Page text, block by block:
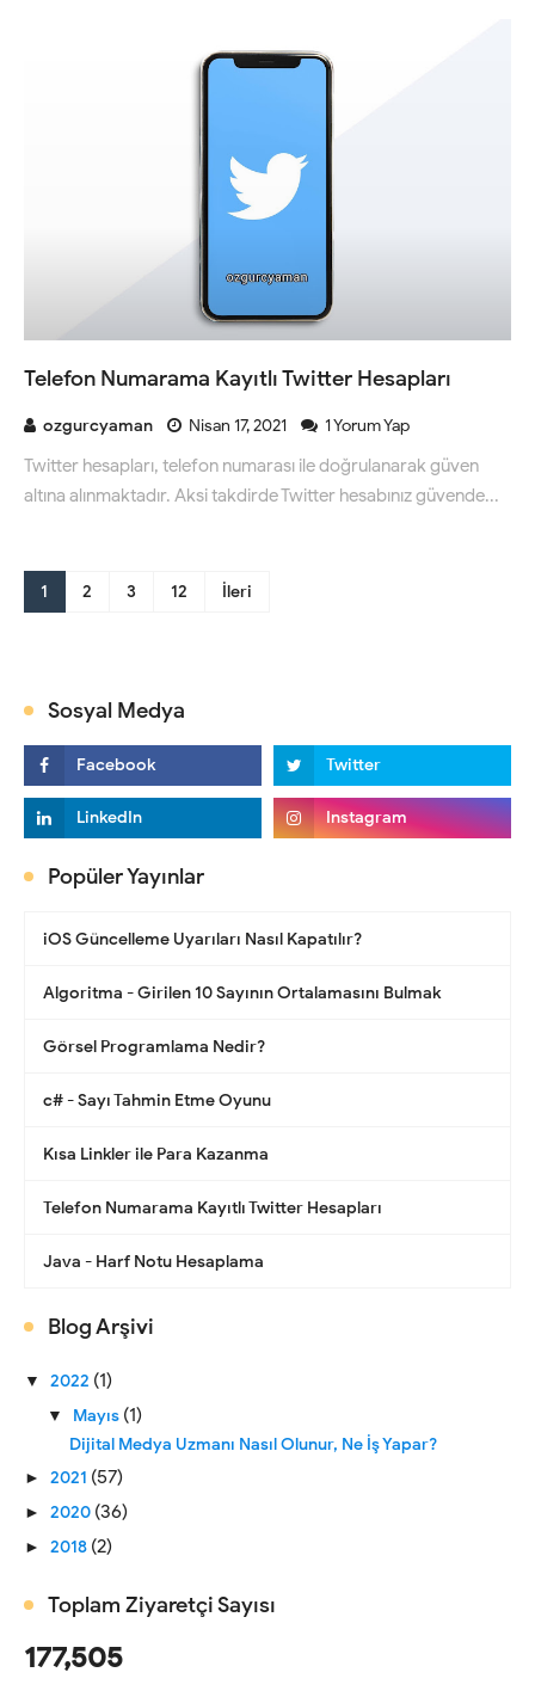
Telefon Numarama Kayıtlı Twitter Hesapları
ozgurcyaman Nisan 17, 2021 1 Yorum Yap
Twitter hesapları, telefon numarası ile doğrulanarak güven
altına alınmaktadır. Aksi takdirde Twitter hesabınız güvende...
1 2 3 12 İleri
Sosyal Medya
Popüler Yayınlar
iOS Güncelleme Uyarıları Nasıl Kapatılır?
Algoritma - Girilen 10 Sayının Ortalamasını Bulmak
Görsel Programlama Nedir?
c# - Sayı Tahmin Etme Oyunu
Kısa Linkler ile Para Kazanma
Telefon Numarama Kayıtlı Twitter Hesapları
Java - Harf Notu Hesaplama
Blog Arşivi
▼ 2022 (1)
▼ Mayıs (1)
Dijital Medya Uzmanı Nasıl Olunur, Ne İş Yapar?
► 2021 (57)
► 2020 (36)
► 2018 (2)
Toplam Ziyaretçi Sayısı
177,505